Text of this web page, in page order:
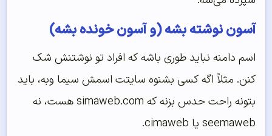
آسون نوشته بشه (و آسون خونده بشه)
اسم دامنه نباید طوری باشه که افراد تو نوشتنش شک
کنن. مثلاً اگه کسی بشنوه سایتت اسمش سیما وبه، باید
بتونه راحت حدس بزنه که simaweb.com هست، نه
seemaweb یا cimaweb.